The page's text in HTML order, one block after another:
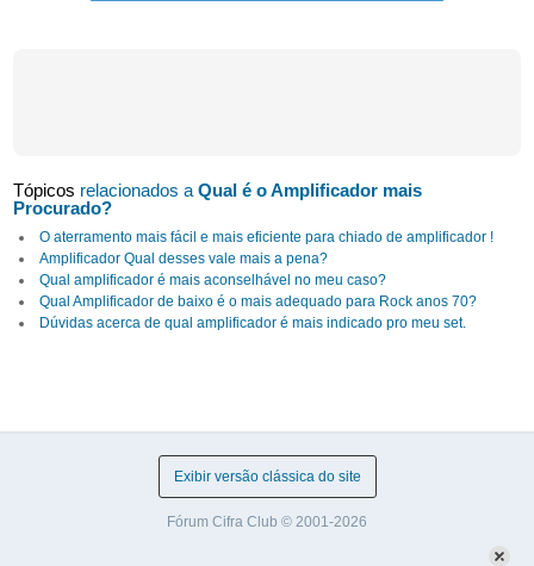
Tópicos relacionados aQual é o Amplificador mais
Procurado?
O aterramento mais fácil e mais eficiente para chiado de amplificador !
Amplificador Qual desses vale mais a pena?
Qual amplificador é mais aconselhável no meu caso?
Qual Amplificador de baixo é o mais adequado para Rock anos 70?
Dúvidas acerca de qual amplificador é mais indicado pro meu set.
Exibir versão clássica do site
Fórum Cifra Club © 2001-2026